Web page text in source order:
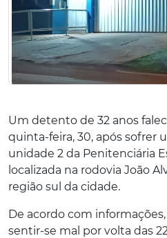
Um detento de 32 anos
quinta-feira, 30, após sofrer
unidade 2 da Penitenciária
localizada na rodovia João
região sul da cidade.
De acordo com
sentir-se mal por volta das